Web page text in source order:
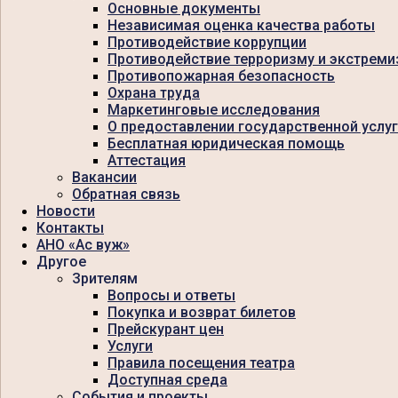
Основные документы
Независимая оценка качества работы
Противодействие коррупции
Противодействие терроризму и
Противопожарная безопасность
Охрана труда
Маркетинговые исследования
О предоставлении государственной
Бесплатная юридическая помощь
Аттестация
Вакансии
Обратная связь
Новости
Контакты
АНО «Ас вуж»
Другое
Зрителям
Вопросы и ответы
Покупка и возврат билетов
Прейскурант цен
Услуги
Правила посещения театра
Доступная среда